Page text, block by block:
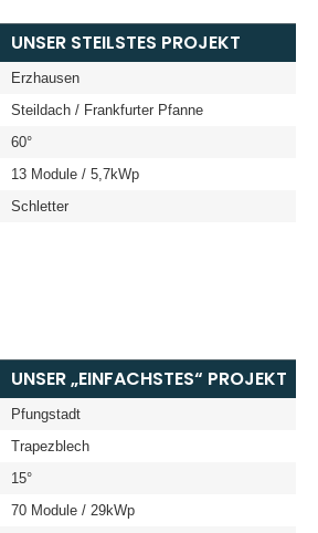
UNSER STEILSTES PROJEKT
Erzhausen
Steildach / Frankfurter Pfanne
60°
13 Module / 5,7kWp
Schletter
UNSER „EINFACHSTES“ PROJEKT
Pfungstadt
Trapezblech
15°
70 Module / 29kWp